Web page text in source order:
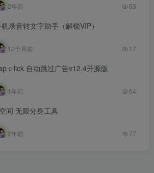
2年前 63
录音转文字助手（解锁VIP）
12个月前 17
ｃlick 自动跳过广告v12.4开源版
1年前 64
间 无限分身工具
2年前 77